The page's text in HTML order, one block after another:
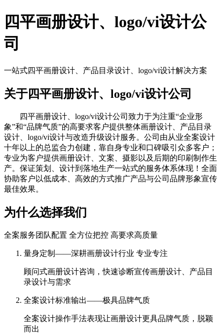
四平画册设计、logo/vi设计公
司
一站式四平画册设计、产品目录设计、logo/vi设计解决方案
关于四平画册设计、logo/vi设计公司
四平画册设计、logo/vi设计公司致力于为注重“企业形
象”和“品牌气质”的高要求客户提供整体画册设计、产品目录
设计、logo/vi设计与改造升级设计服务。公司由从业全案设计
十年以上的总监合力创建，靠自身专业和口碑吸引众多客户；
专业为客户提供画册设计、文案、摄影以及后期的印刷制作生
产。保证策划、设计到落地生产一站式的服务体系体现！全面
协助客户以低成本、高效的方式推广产品与公司品牌形象宣传
最佳效果。
为什么选择我们
全案服务团队配置 全方位把控 高要求高质量
量身定制——深耕画册设计行业 专业专注
顾问式画册设计咨询，快速诊断宣传画册设计、产品目
录设计与需求
全案设计标准输出——极具品牌气质
全案设计操作手法表现让画册设计更具品牌气质，脱颖
而出